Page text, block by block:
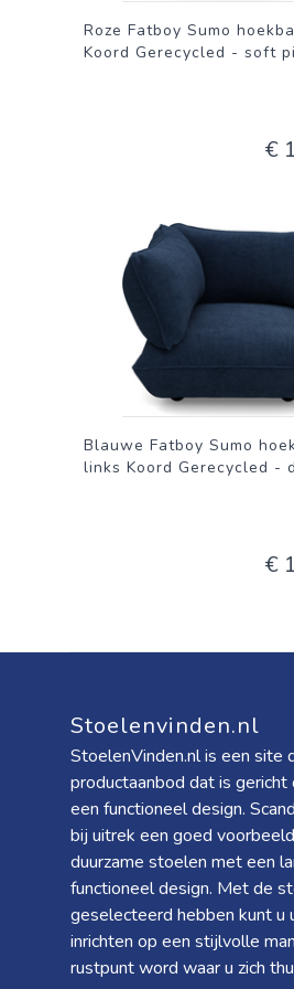
Roze Fatboy Sumo
Koord Gerecycled - soft
€
Blauwe Fatboy Sumo
links Koord Gerecycled -
€
Stoelenvinden.nl
StoelenVinden.nl is een site
productaanbod dat is
een functioneel design.
bij uitrek een goed
duurzame stoelen met een
functioneel design. Met de
geselecteerd hebben kunt u
inrichten op een stijlvolle
rustpunt word waar u zich